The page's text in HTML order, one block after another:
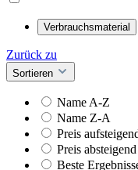
Verbrauchsmaterial
Zurück zu
Sortieren
Name A-Z
Name Z-A
Preis
Preis absteigend
Beste